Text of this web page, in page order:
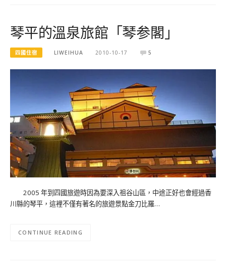
琴平的溫泉旅館「琴参閣」
四國住宿 LIWEIHUA 2010-10-17 5
2005 年到四國旅遊時因為要深入祖谷山區，中途正好也會經過香
川縣的琴平，這裡不僅有著名的旅遊景點金刀比羅…
CONTINUE READING